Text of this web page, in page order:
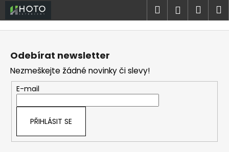
Přejít
obsah
Hledat
košík
o
š
C
o
p
o
e
Z
Odebírat newsletter
Nezmeškejte žádné novinky či slevy!
E-mail
PŘIHLÁSIT SE